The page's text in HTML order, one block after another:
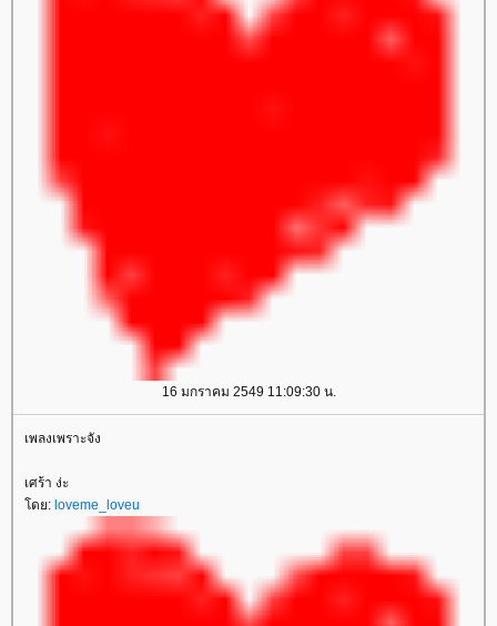
16 มกราคม 2549 11:09:30 น.
เพลงเพราะจัง
เศร้า ง่ะ
ดย: loveme_loveu